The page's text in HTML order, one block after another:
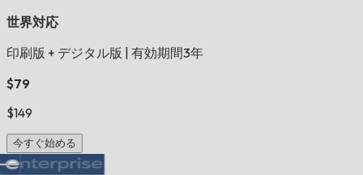
世界対応
印刷版 + デジタル版
有効期間3年
$79
$149
今すぐ始める